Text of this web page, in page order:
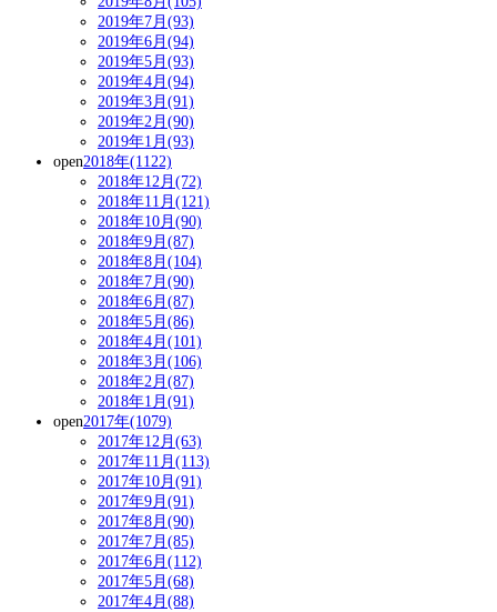
2019年7月(93)
2019年6月(94)
2019年5月(93)
2019年4月(94)
2019年3月(91)
2019年2月(90)
2019年1月(93)
open2018年(1122)
2018年12月(72)
2018年11月(121)
2018年10月(90)
2018年9月(87)
2018年8月(104)
2018年7月(90)
2018年6月(87)
2018年5月(86)
2018年4月(101)
2018年3月(106)
2018年2月(87)
2018年1月(91)
open2017年(1079)
2017年12月(63)
2017年11月(113)
2017年10月(91)
2017年9月(91)
2017年8月(90)
2017年7月(85)
2017年6月(112)
2017年5月(68)
2017年4月(88)